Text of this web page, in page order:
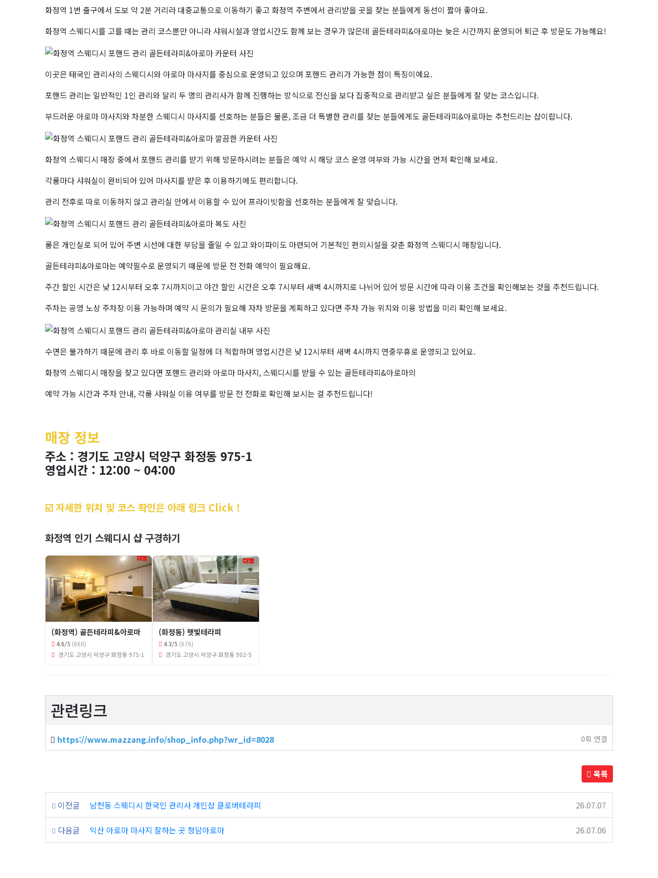
화정역 1번 출구에서 도보 약 2분 거리라 대중교통으로 이동하기 좋고 화정역 주변에서 관리받을 곳을 찾는 분들에게 동선이 짧아 좋아요.
화정역 스웨디시를 고를 때는 관리 코스뿐만 아니라 샤워시설과 영업시간도 함께 보는 경우가 많은데 골든테라피&아로마는 늦은 시간까지 운영되어 퇴근 후 방문도 가능해요!
이곳은 태국인 관리사의 스웨디시와 아로마 마사지를 중심으로 운영되고 있으며 포핸드 관리가 가능한 점이 특징이예요.
포핸드 관리는 일반적인 1인 관리와 달리 두 명의 관리사가 함께 진행하는 방식으로 전신을 보다 집중적으로 관리받고 싶은 분들에게 잘 맞는 코스입니다.
부드러운 아로마 마사지와 차분한 스웨디시 마사지를 선호하는 분들은 물론, 조금 더 특별한 관리를 찾는 분들에게도 골든테라피&아로마는 추천드리는 샵이랍니다.
화정역 스웨디시 매장 중에서 포핸드 관리를 받기 위해 방문하시려는 분들은 예약 시 해당 코스 운영 여부와 가능 시간을 먼저 확인해 보세요.
각룸마다 샤워실이 완비되어 있어 마사지를 받은 후 이용하기에도 편리합니다.
관리 전후로 따로 이동하지 않고 관리실 안에서 이용할 수 있어 프라이빗함을 선호하는 분들에게 잘 맞습니다.
룸은 개인실로 되어 있어 주변 시선에 대한 부담을 줄일 수 있고 와이파이도 마련되어 기본적인 편의시설을 갖춘 화정역 스웨디시 매장입니다.
골든테라피&아로마는 예약필수로 운영되기 때문에 방문 전 전화 예약이 필요해요.
주간 할인 시간은 낮 12시부터 오후 7시까지이고 야간 할인 시간은 오후 7시부터 새벽 4시까지로 나뉘어 있어 방문 시간에 따라 이용 조건을 확인해보는 것을 추천드립니다.
주차는 공영 노상 주차장 이용 가능하며 예약 시 문의가 필요해 자차 방문을 계획하고 있다면 주차 가능 위치와 이용 방법을 미리 확인해 보세요.
수면은 불가하기 때문에 관리 후 바로 이동할 일정에 더 적합하며 영업시간은 낮 12시부터 새벽 4시까지 연중무휴로 운영되고 있어요.
화정역 스웨디시 매장을 찾고 있다면 포핸드 관리와 아로마 마사지, 스웨디시를 받을 수 있는 골든테라피&아로마의
예약 가능 시간과 주차 안내, 각룸 샤워실 이용 여부를 방문 전 전화로 확인해 보시는 걸 추천드립니다!
매장 정보
주소 : 경기도 고양시 덕양구 화정동 975-1
영업시간 : 12:00 ~ 04:00
☑️ 자세한 위치 및 코스 확인은 아래 링크 Click !
화정역 인기 스웨디시 샵 구경하기
(화정역) 골든테라피&아로마
4.6/5 (660)
경기도 고양시 덕양구 화정동 975-1
(화정동) 햇빛테라피
4.3/5 (676)
경기도 고양시 덕양구 화정동 902-5
관련링크
https://www.mazzang.info/shop_info.php?wr_id=8028 0회 연결
목록
이전글 남천동 스웨디시 한국인 관리사 개인샵 클로버테라피 26.07.07
다음글 익산 아로마 마사지 잘하는 곳 청담아로마 26.07.06